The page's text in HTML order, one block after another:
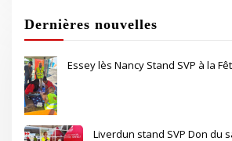
Dernières nouvelles
Essey lès Nancy Stand SVP à la
Liverdun stand SVP Don du